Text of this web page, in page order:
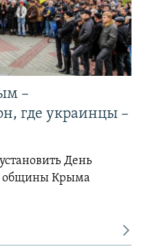
–
где украинцы –
День
общины Крыма